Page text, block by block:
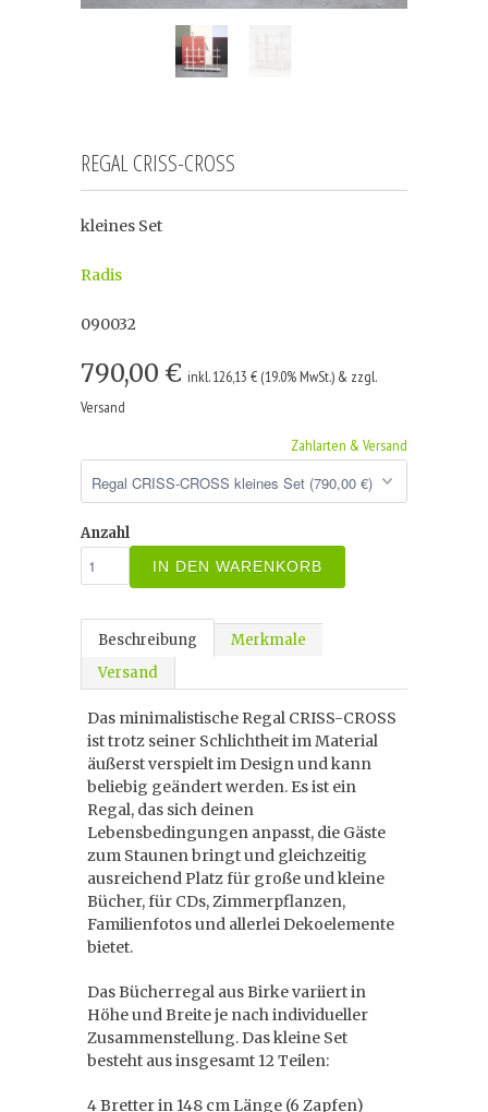
REGAL CRISS-CROSS
kleines Set
Radis
090032
790,00 € inkl. 126,13 € (19.0% MwSt.) & zzgl.
Versand
Zahlarten & Versand
Anzahl
IN DEN WARENKORB
Beschreibung
Merkmale
Versand
Das minimalistische Regal CRISS-CROSS
ist trotz seiner Schlichtheit im Material
äußerst verspielt im Design und kann
beliebig geändert werden. Es ist ein
Regal, das sich deinen
Lebensbedingungen anpasst, die Gäste
zum Staunen bringt und gleichzeitig
ausreichend Platz für große und kleine
Bücher, für CDs, Zimmerpflanzen,
Familienfotos und allerlei Dekoelemente
bietet.
Das Bücherregal aus Birke variiert in
Höhe und Breite je nach individueller
Zusammenstellung. Das kleine Set
besteht aus insgesamt 12 Teilen:
4 Bretter in 148 cm Länge (6 Zapfen)